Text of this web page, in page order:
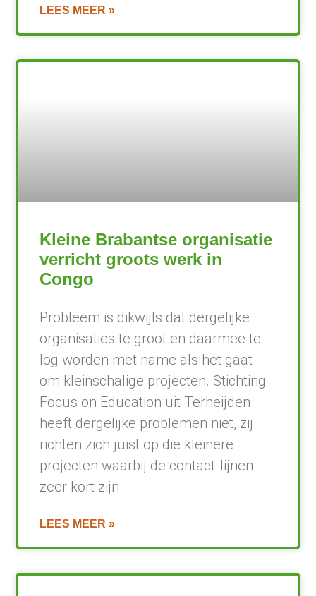
LEES MEER »
Kleine Brabantse organisatie
verricht groots werk in
Congo
Probleem is dikwijls dat dergelijke
organisaties te groot en daarmee te
log worden met name als het gaat
om kleinschalige projecten. Stichting
Focus on Education uit Terheijden
heeft dergelijke problemen niet, zij
richten zich juist op die kleinere
projecten waarbij de contact-lijnen
zeer kort zijn.
LEES MEER »